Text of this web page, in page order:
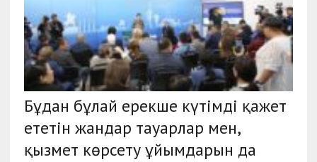
Бұдан бұлай ерекше күтімді қажет
ететін жандар тауарлар мен,
қызмет көрсету ұйымдарын да